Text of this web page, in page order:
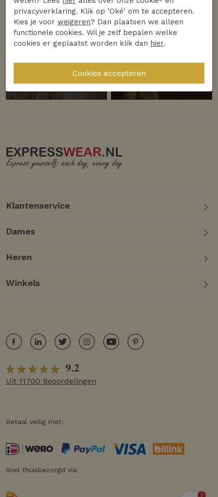
Ontdek
2
Klantenservice
Dames
Heren
Winkels
9.2
Uit 11700 Beoordelingen
Betaal veilig met:
Snel thuisbezorgd via:
privacyverklaring. Klik op 'Oké' om te accepteren.
Kies je voor weigeren? Dan plaatsen we alleen
functionele cookies. Wil je zelf bepalen welke
cookies er geplaatst worden klik dan hier.